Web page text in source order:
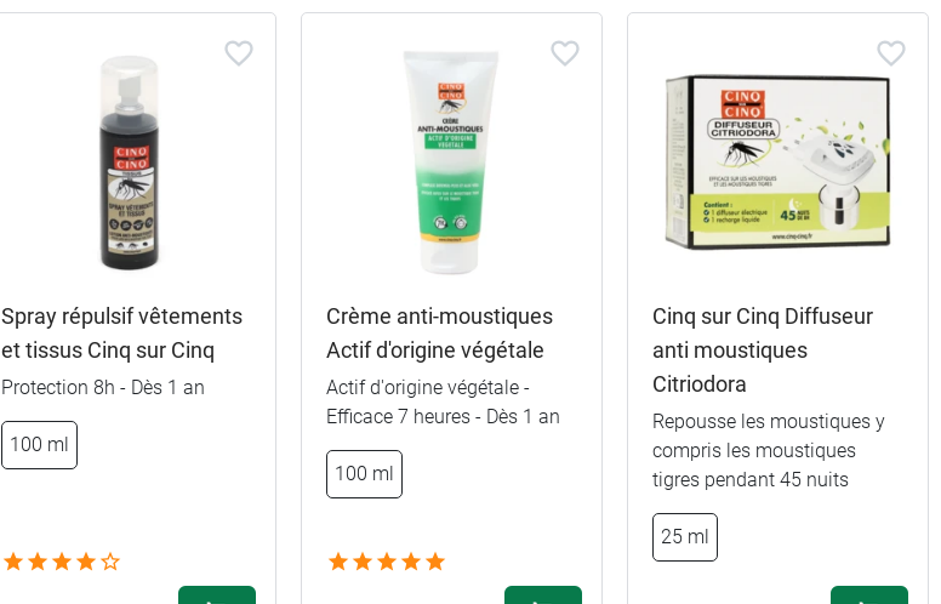
Spray répulsif vêtements
et tissus Cinq sur Cinq
Protection 8h - Dès 1 an
100 ml
Crème anti-moustiques
Actif d'origine végétale
Actif d'origine végétale -
Efficace 7 heures - Dès 1 an
100 ml
Cinq sur Cinq Diffuseur
anti moustiques
Citriodora
Repousse les moustiques y
compris les moustiques
tigres pendant 45 nuits
25 ml